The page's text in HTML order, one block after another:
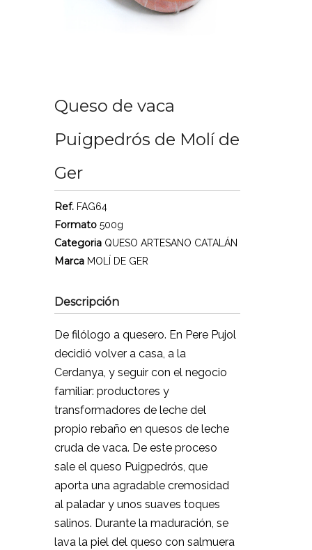
Queso de vaca
Puigpedrós de Molí de
Ger
Ref. FAG64
Formato500g
Categoria QUESO ARTESANO CATALÁN
Marca MOLÍ DE GER
Descripción
De filólogo a quesero. En Pere Pujol
decidió volver a casa, a la
Cerdanya, y seguir con el negocio
familiar: productores y
transformadores de leche del
propio rebaño en quesos de leche
cruda de vaca. De este proceso
sale el queso Puigpedrós, que
aporta una agradable cremosidad
al paladar y unos suaves toques
salinos. Durante la maduración, se
lava la piel del queso con salmuera